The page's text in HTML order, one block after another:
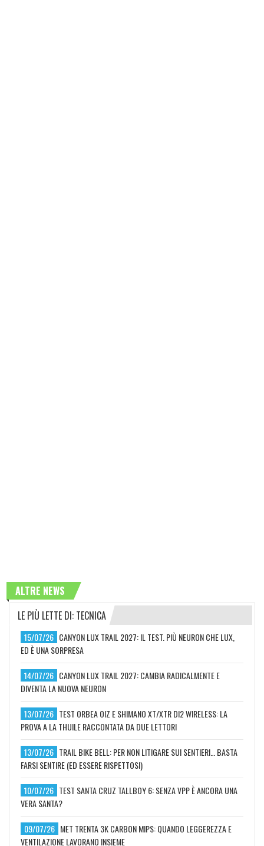
ALTRE NEWS
LE PIÙ LETTE DI: TECNICA
15/07/26 CANYON LUX TRAIL 2027: IL TEST. PIÙ NEURON CHE LUX,
ED È UNA SORPRESA
14/07/26 CANYON LUX TRAIL 2027: CAMBIA RADICALMENTE E
DIVENTA LA NUOVA NEURON
13/07/26 TEST ORBEA OIZ E SHIMANO XT/XTR DI2 WIRELESS: LA
PROVA A LA THUILE RACCONTATA DA DUE LETTORI
13/07/26 TRAIL BIKE BELL: PER NON LITIGARE SUI SENTIERI… BASTA
FARSI SENTIRE (ED ESSERE RISPETTOSI)
10/07/26 TEST SANTA CRUZ TALLBOY 6: SENZA VPP È ANCORA UNA
VERA SANTA?
09/07/26 MET TRENTA 3K CARBON MIPS: QUANDO LEGGEREZZA E
VENTILAZIONE LAVORANO INSIEME